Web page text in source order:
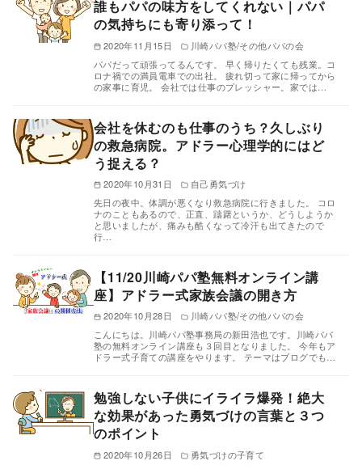
誰もパパの味方をしてくれない｜パパ
の気持ちにも寄り添って！
2020年11月15日
川崎パパ塾/その他パパの会
パパだって頑張ってるんです。 早く帰りたくても残業。コ
ロナ禍での満員電車での出社。 疲れ切って家に帰ってから
の家事に育児。 会社では仕事のプレッシャー。家では…
会社を休むのも仕事のうち？久しぶり
の救急病院。アドラー心理学的にはど
う捉える？
2020年10月31日
自己勇気づけ
先日の夜中。体調が悪くなり救急病院に行きました。 コロ
ナのこともあるので、正直、躊躇というか、どうしようか
と思いましたが、痛みも酷くなって冷汗も出てきたので
行…
【11/20川崎パパ塾無料オンライン講
座】アドラー式家族会議の開き方
2020年10月28日
川崎パパ塾/その他パパの会
こんにちは。川崎パパ塾事務局の新田浩也です。川崎パパ
塾の無料オンライン講座も３回目となりました。 今年もア
ドラー式子育ての講座をやります。 テーマはブログでも…
勉強しない子供にイライラ爆発！絶大
な効果があった勇気づけの言葉と３つ
のポイント
2020年10月26日
勇気づけの子育て